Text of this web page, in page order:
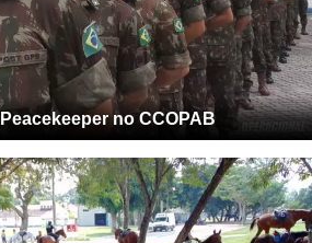
no CCOPAB